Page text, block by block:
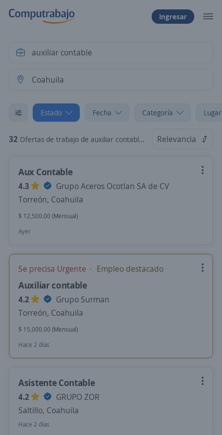
Ingresar
Estado Fecha Categoría
32 Ofertas de trabajo de auxiliar contable en Coahuila Relevancia
Aux Contable
4.3
Grupo Aceros Ocotlan SA de CV
Torreón, Coahuila
$ 12,500.00 (Mensual)
Ayer
Se precisa Urgente Empleo destacado
Auxiliar contable
4.2
Grupo Surman
Torreón, Coahuila
$ 15,000.00 (Mensual)
Hace 2 días
Asistente Contable
4.2
GRUPO ZOR
Saltillo, Coahuila
Hace 2 días